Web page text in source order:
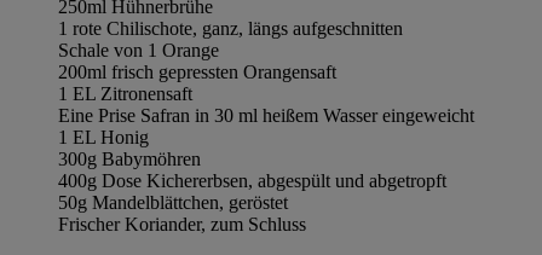
250ml Hühnerbrühe
1 rote Chilischote, ganz, längs aufgeschnitten
Schale von 1 Orange
200ml frisch gepressten Orangensaft
1 EL Zitronensaft
Eine Prise Safran in 30 ml heißem Wasser eingeweicht
1 EL Honig
300g Babymöhren
400g Dose Kichererbsen, abgespült und abgetropft
50g Mandelblättchen, geröstet
Frischer Koriander, zum Schluss